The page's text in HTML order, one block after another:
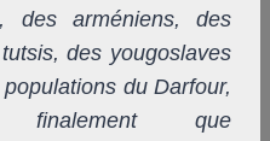
des arméniens, des
des yougoslaves
du Darfour,
finalement que